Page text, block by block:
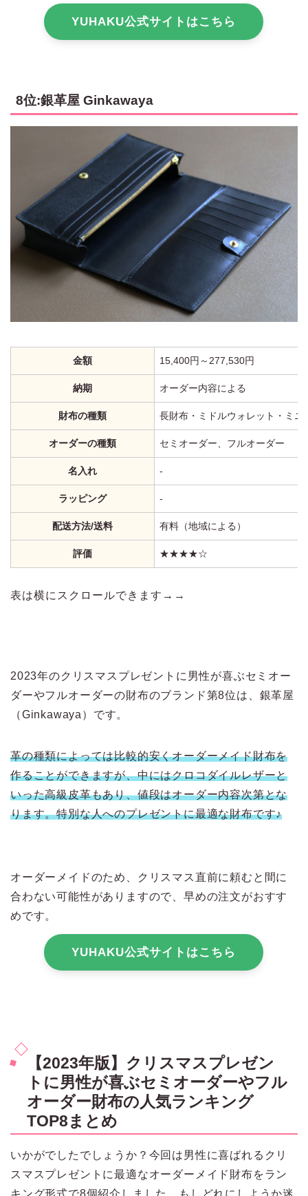
YUHAKU公式サイトはこちら
8位:銀革屋 Ginkawaya
金額 15,400円～277,530円
納期 オーダー内容による
財布の種類 長財布・ミドルウォレット・ミニ
オーダーの種類 セミオーダー、フルオーダー
名入れ ‐
ラッピング ‐
配送方法/送料 有料（地域による）
評価 ★★★★☆
表は横にスクロールできます→→
2023年のクリスマスプレゼントに男性が喜ぶセミオー
ダーやフルオーダーの財布のブランド第8位は、銀革屋
（Ginkawaya）です。
革の種類によっては比較的安くオーダーメイド財布を
作ることができますが、中にはクロコダイルレザーと
いった高級皮革もあり、値段はオーダー内容次第とな
ります。特別な人へのプレゼントに最適な財布です♪
オーダーメイドのため、クリスマス直前に頼むと間に
合わない可能性がありますので、早めの注文がおすす
めです。
YUHAKU公式サイトはこちら
【2023年版】クリスマスプレゼン
トに男性が喜ぶセミオーダーやフル
オーダー財布の人気ランキング
TOP8まとめ
いかがでしたでしょうか？今回は男性に喜ばれるクリ
スマスプレゼントに最適なオーダーメイド財布をラン
キング形式で8個紹介しました。もしどれにしようか迷